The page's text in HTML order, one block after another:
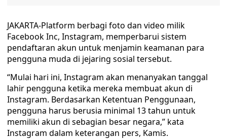
JAKARTA-Platform berbagi foto dan video milik
Facebook Inc, Instagram, memperbarui sistem
pendaftaran akun untuk menjamin keamanan para
pengguna muda di jejaring sosial tersebut.
“Mulai hari ini, Instagram akan menanyakan tanggal
lahir pengguna ketika mereka membuat akun di
Instagram. Berdasarkan Ketentuan Penggunaan,
pengguna harus berusia minimal 13 tahun untuk
memiliki akun di sebagian besar negara,” kata
Instagram dalam keterangan pers, Kamis.